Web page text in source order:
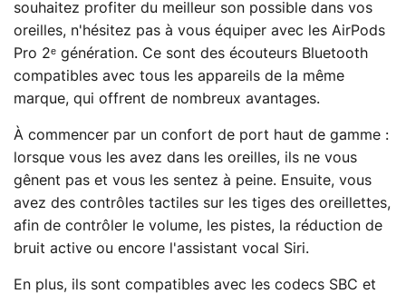
souhaitez profiter du meilleur son possible dans vos
oreilles, n'hésitez pas à vous équiper avec les AirPods
Pro 2ᵉ génération. Ce sont des écouteurs Bluetooth
compatibles avec tous les appareils de la même
marque, qui offrent de nombreux avantages.
À commencer par un confort de port haut de gamme :
lorsque vous les avez dans les oreilles, ils ne vous
gênent pas et vous les sentez à peine. Ensuite, vous
avez des contrôles tactiles sur les tiges des oreillettes,
afin de contrôler le volume, les pistes, la réduction de
bruit active ou encore l'assistant vocal Siri.
En plus, ils sont compatibles avec les codecs SBC et